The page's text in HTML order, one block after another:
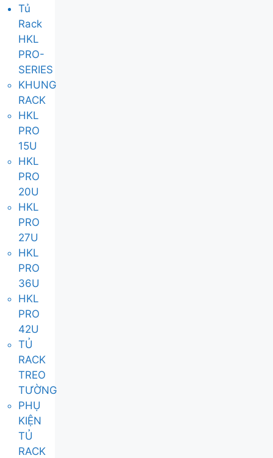
Tủ
Rack
HKL
PRO-
SERIES
KHUNG
RACK
HKL
PRO
15U
HKL
PRO
20U
HKL
PRO
27U
HKL
PRO
36U
HKL
PRO
42U
TỦ
RACK
TREO
TƯỜNG
PHỤ
KIỆN
TỦ
RACK